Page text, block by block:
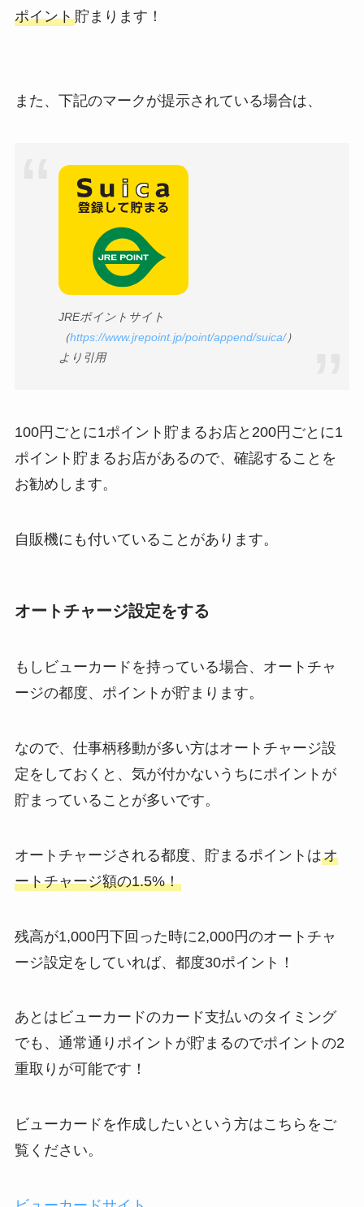
ポイント貯まります！
また、下記のマークが提示されている場合は、
JREポイントサイト
（https://www.jrepoint.jp/point/append/suica/）
より引用
100円ごとに1ポイント貯まるお店と200円ごとに1
ポイント貯まるお店があるので、確認することを
お勧めします。
自販機にも付いていることがあります。
オートチャージ設定をする
もしビューカードを持っている場合、オートチャ
ージの都度、ポイントが貯まります。
なので、仕事柄移動が多い方はオートチャージ設
定をしておくと、気が付かないうちにポイントが
貯まっていることが多いです。
オートチャージされる都度、貯まるポイントはオ
ートチャージ額の1.5%！
残高が1,000円下回った時に2,000円のオートチャ
ージ設定をしていれば、都度30ポイント！
あとはビューカードのカード支払いのタイミング
でも、通常通りポイントが貯まるのでポイントの2
重取りが可能です！
ビューカードを作成したいという方はこちらをご
覧ください。